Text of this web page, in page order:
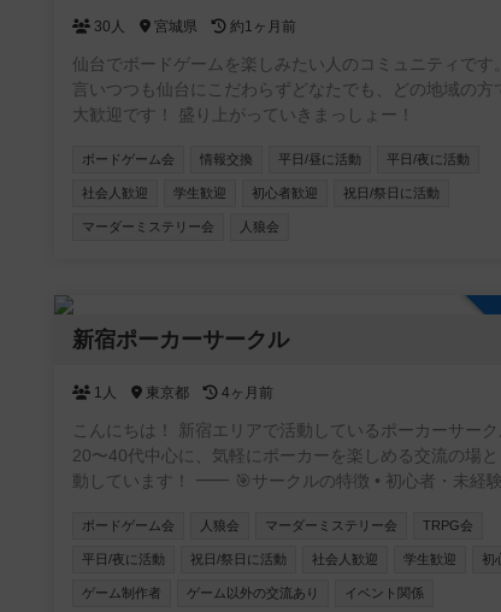
いきます。一日店長権なんていうのもいいかもしれません
ずれにせよ、皆さんの協力が必要です。コミュニティに
だき、開催の連絡ができる人数を増やさせてください。
ご要望に応えられるような大会運営を致します。
30人 宮城県 約1ヶ月前
仙台でボードゲームを楽しみたい人のコミュニティです
言いつつも仙台にこだわらずどなたでも、どの地域の方
大歓迎です！ 盛り上がっていきまっしょー！
ボードゲーム会 情報交換 平日/昼に活動 平日/夜に活動
社会人歓迎 学生歓迎 初心者歓迎 祝日/祭日に活動
マーダーミステリー会 人狼会
新宿ポーカーサークル
1人 東京都 4ヶ月前
こんにちは！ 新宿エリアで活動しているポーカーサーク
20〜40代中心に、気軽にポーカーを楽しめる交流の場
動しています！ ⸻ 🎯サークルの特徴 • 初心者・未経験者も大
丁寧にサポートします✨ アプリでしかやったことない
来られます • 成績を自社開発したアプリで管理📊 自分の上達が
ボードゲーム会 人狼会 マーダーミステリー会 TRPG会
平日/夜に活動 祝日/祭日に活動 社会人歓迎 学生歓迎 初
ゲーム制作者 ゲーム以外の交流あり イベント関係